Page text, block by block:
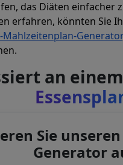
das Diäten einfacher
erfahren, könnten Sie
Mahlzeitenplan-Generator
an
Sie
Generator